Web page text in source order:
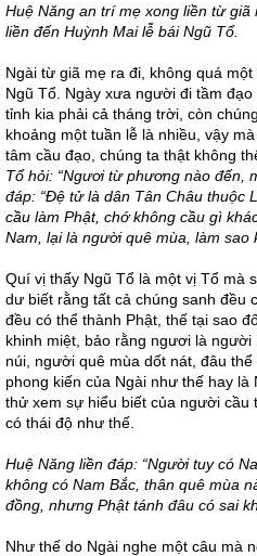
Huệ Năng an trí mẹ xong liền từ
liền đến Huỳnh Mai lễ bái Ngũ Tổ.
Ngài từ giã mẹ ra đi, không quá
Ngũ Tổ. Ngày xưa người đi tầm
tỉnh kia phải cả tháng trời, còn
khoảng một tuần lễ là nhiều, vậy
tâm cầu đạo, chúng ta thật không
Tổ hỏi: “Ngươi từ phương nào đến,
đáp: “Đệ tử là dân Tân Châu thuộc
cầu làm Phật, chớ không cầu gì
Nam, lại là người quê mùa, làm sao
Quí vị thấy Ngũ Tổ là một vị Tổ mà
dư biết rằng tất cả chúng sanh đều
đều có thể thành Phật, thế tại sao
khinh miệt, bảo rằng ngươi là
núi, người quê mùa dốt nát, đâu
phong kiến của Ngài như thế hay
thử xem sự hiểu biết của người cầu
có thái độ như thế.
Huệ Năng liền đáp: “Người tuy có
không có Nam Bắc, thân quê mùa
đồng, nhưng Phật tánh đâu có sai
Như thế do Ngài nghe một câu mà